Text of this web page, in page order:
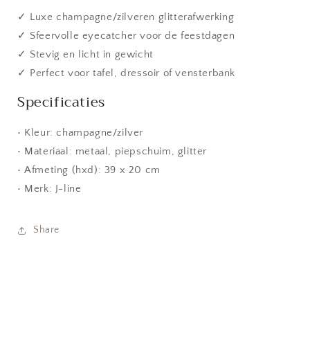
✓ Luxe champagne/zilveren glitterafwerking
✓ Sfeervolle eyecatcher voor de feestdagen
✓ Stevig en licht in gewicht
✓ Perfect voor tafel, dressoir of vensterbank
Specificaties
• Kleur: champagne/zilver
• Materiaal: metaal, piepschuim, glitter
• Afmeting (hxd): 39 x 20 cm
• Merk: J-line
Share